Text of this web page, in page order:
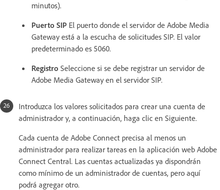
minutos).
Puerto SIP El puerto donde el servidor de Adobe Media
Gateway está a la escucha de solicitudes SIP. El valor
predeterminado es 5060.
Registro Seleccione si se debe registrar un servidor de
Adobe Media Gateway en el servidor SIP.
Introduzca los valores solicitados para crear una cuenta de
administrador y, a continuación, haga clic en Siguiente.
Cada cuenta de Adobe Connect precisa al menos un
administrador para realizar tareas en la aplicación web Adobe
Connect Central. Las cuentas actualizadas ya dispondrán
como mínimo de un administrador de cuentas, pero aquí
podrá agregar otro.